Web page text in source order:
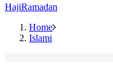
HajiRamadan
Home
Islami